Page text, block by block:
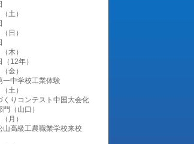
土）
日）
木）
12年）
金）
中学校工業体験
土）
りコンテスト中国大会化
（山口）
月）
高級工農職業学校来校